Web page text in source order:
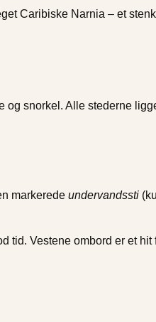
Caribiske Narnia – et
og snorkel. Alle stederne
markerede undervandssti
tid. Vestene ombord er et hit